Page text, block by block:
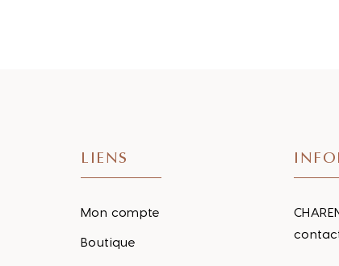
LIENS
Mon compte
Boutique